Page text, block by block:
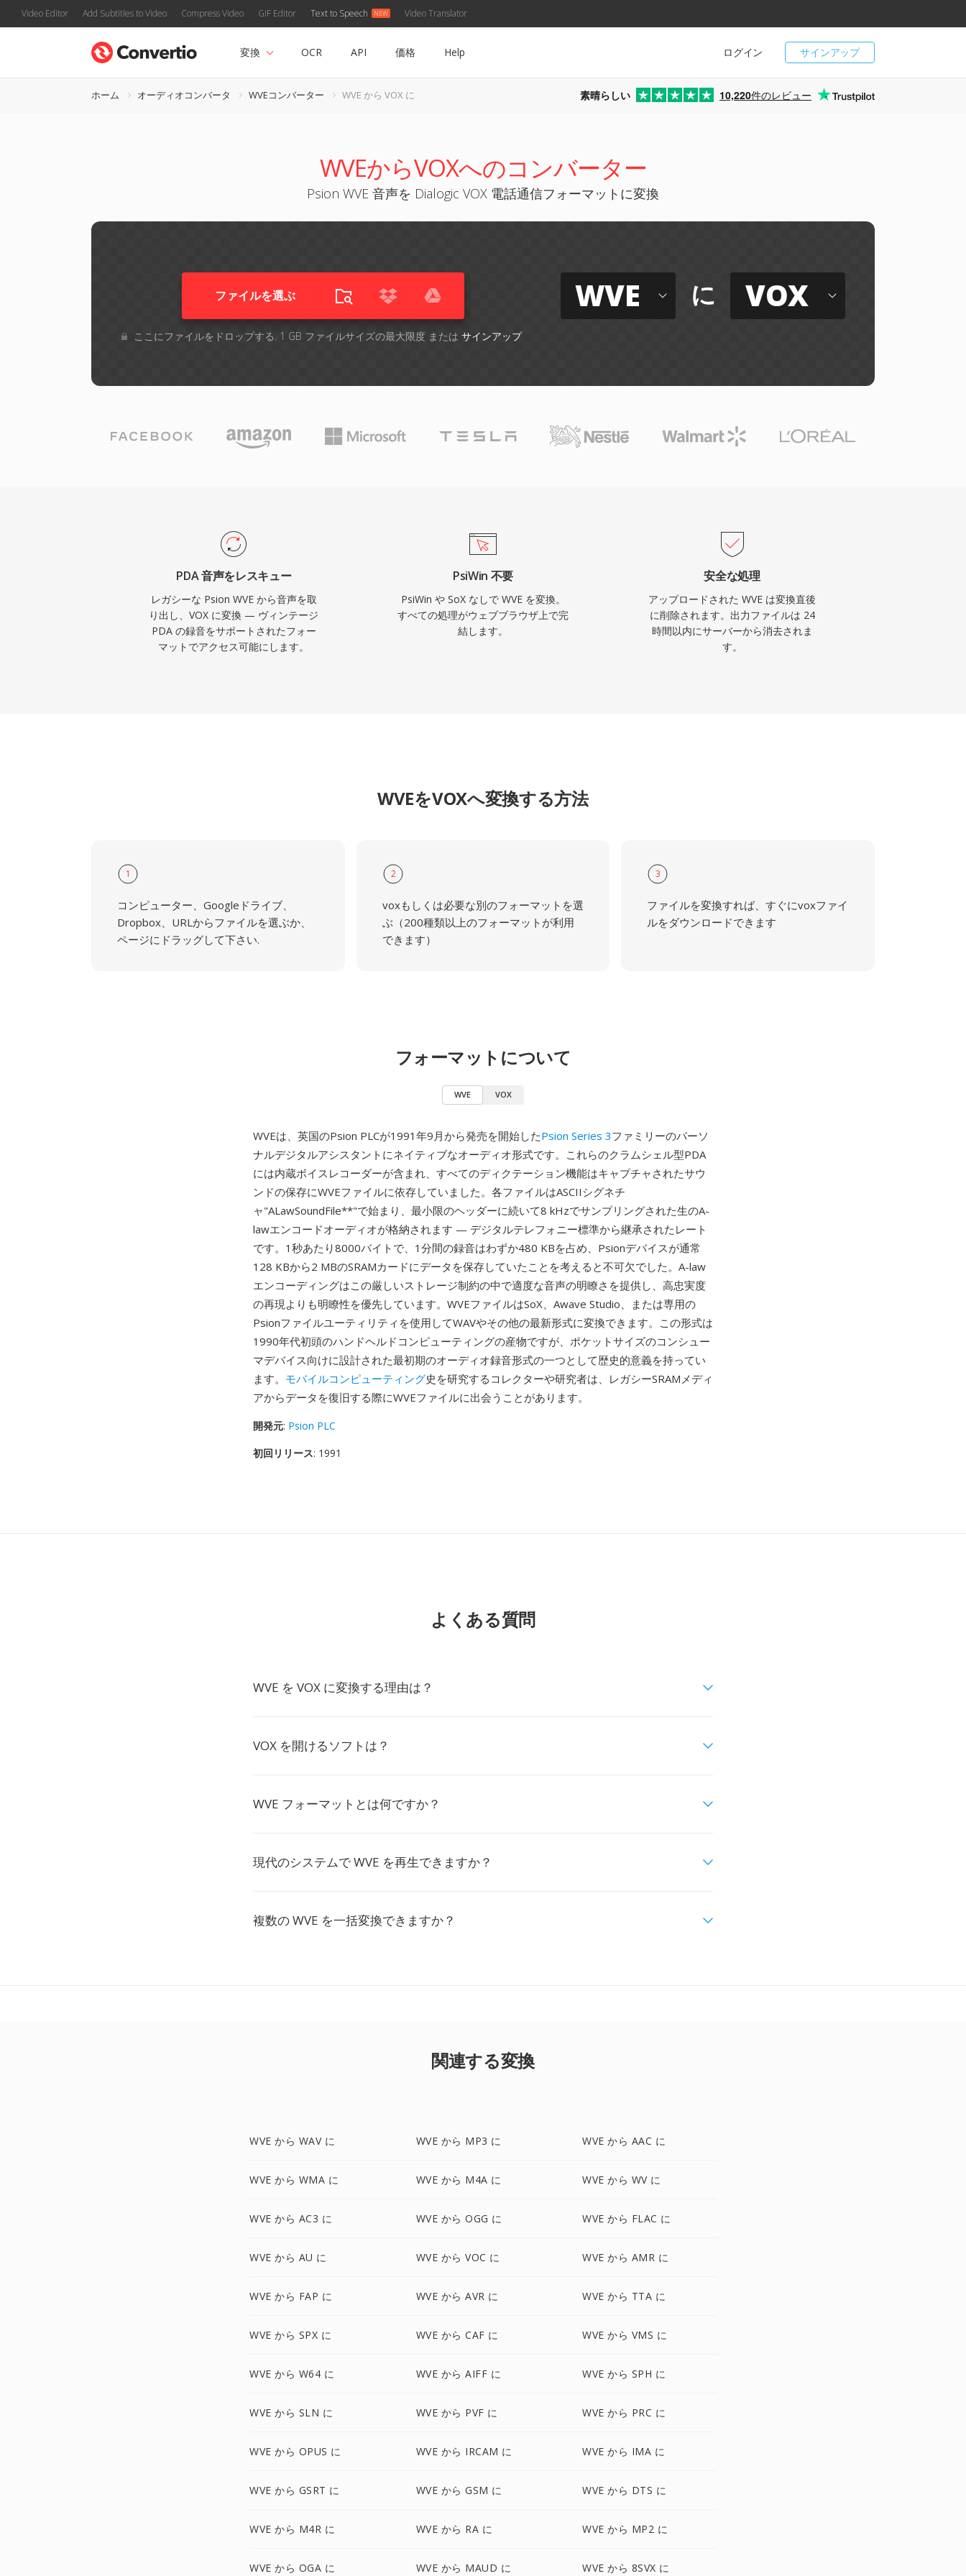
Video Editor Add Subtitles to Video Compress Video GIF Editor Text to Speech Video Translator
サインアップ
ログイン
変換 OCR API 価格 Help
ホーム オーディオコンバータ WVEコンバーター WVE から VOX に 素晴らしい 10,220件のレビュー
WVEからVOXへのコンバーター
Psion WVE 音声を Dialogic VOX 電話通信フォーマットに変換
ファイルを選ぶ
ここにファイルをドロップする. 1 GB ファイルサイズの最大限度 または サインアップ
WVE に VOX
PDA 音声をレスキュー
レガシーな Psion WVE から音声を取
り出し、VOX に変換 — ヴィンテージ
PDA の録音をサポートされたフォー
マットでアクセス可能にします。
PsiWin 不要
PsiWin や SoX なしで WVE を変換。
すべての処理がウェブブラウザ上で完
結します。
安全な処理
アップロードされた WVE は変換直後
に削除されます。出力ファイルは 24
時間以内にサーバーから消去されま
す。
WVEをVOXへ変換する方法
1
コンピューター、Googleドライブ、
Dropbox、URLからファイルを選ぶか、
ページにドラッグして下さい.
2
voxもしくは必要な別のフォーマットを選
ぶ（200種類以上のフォーマットが利用
できます）
3
ファイルを変換すれば、すぐにvoxファイ
ルをダウンロードできます
フォーマットについて
WVE VOX
WVEは、英国のPsion PLCが1991年9月から発売を開始したPsion Series 3ファミリーのパーソ
ナルデジタルアシスタントにネイティブなオーディオ形式です。これらのクラムシェル型PDA
には内蔵ボイスレコーダーが含まれ、すべてのディクテーション機能はキャプチャされたサウ
ンドの保存にWVEファイルに依存していました。各ファイルはASCIIシグネチ
ャ"ALawSoundFile**"で始まり、最小限のヘッダーに続いて8 kHzでサンプリングされた生のA-
lawエンコードオーディオが格納されます — デジタルテレフォニー標準から継承されたレート
です。1秒あたり8000バイトで、1分間の録音はわずか480 KBを占め、Psionデバイスが通常
128 KBから2 MBのSRAMカードにデータを保存していたことを考えると不可欠でした。A-law
エンコーディングはこの厳しいストレージ制約の中で適度な音声の明瞭さを提供し、高忠実度
の再現よりも明瞭性を優先しています。WVEファイルはSoX、Awave Studio、または専用の
Psionファイルユーティリティを使用してWAVやその他の最新形式に変換できます。この形式は
1990年代初頭のハンドヘルドコンピューティングの産物ですが、ポケットサイズのコンシュー
マデバイス向けに設計された最初期のオーディオ録音形式の一つとして歴史的意義を持ってい
ます。 モバイルコンピューティング史を研究するコレクターや研究者は、レガシーSRAMメディ
アからデータを復旧する際にWVEファイルに出会うことがあります。
開発元: Psion PLC
初回リリース: 1991
よくある質問
WVE を VOX に変換する理由は？
VOX を開けるソフトは？
WVE フォーマットとは何ですか？
現代のシステムで WVE を再生できますか？
複数の WVE を一括変換できますか？
関連する変換
WVE から WAV に WVE から MP3 に WVE から AAC に
WVE から WMA に WVE から M4A に WVE から WV に
WVE から AC3 に WVE から OGG に WVE から FLAC に
WVE から AU に WVE から VOC に WVE から AMR に
WVE から FAP に WVE から AVR に WVE から TTA に
WVE から SPX に WVE から CAF に WVE から VMS に
WVE から W64 に WVE から AIFF に WVE から SPH に
WVE から SLN に WVE から PVF に WVE から PRC に
WVE から OPUS に WVE から IRCAM に WVE から IMA に
WVE から GSRT に WVE から GSM に WVE から DTS に
WVE から M4R に WVE から RA に WVE から MP2 に
WVE から OGA に WVE から MAUD に WVE から 8SVX に